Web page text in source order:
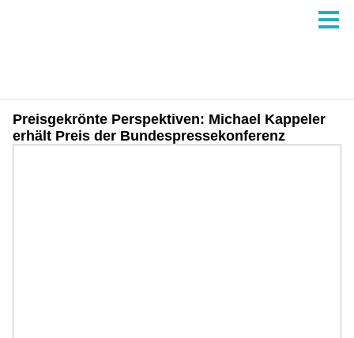
Preisgekrönte Perspektiven: Michael Kappeler
erhält Preis der Bundespressekonferenz